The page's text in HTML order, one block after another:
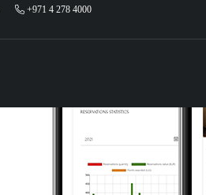
+971 4 278 4000